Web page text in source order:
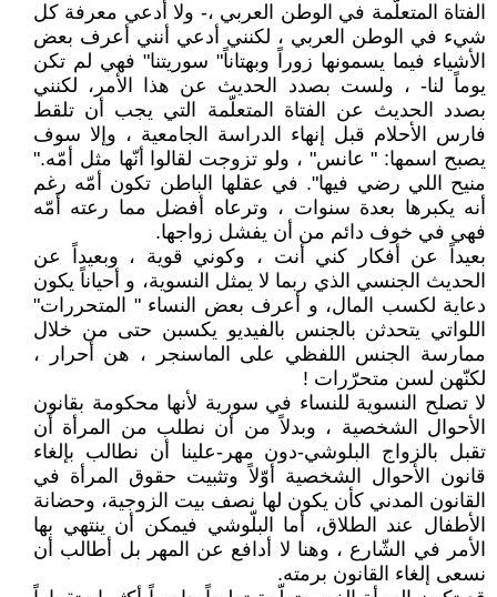
الفتاة المتعلّمة في الوطن العربي ،- ولا أدعي معرفة كل
شيء في الوطن العربي ، لكنني أدعي أنني أعرف بعض
الأشياء فيما يسمونها زوراً وبهتاناً" سوريتنا" فهي لم تكن
يوماً لنا- ، ولست بصدد الحديث عن هذا الأمر، لكنني
بصدد الحديث عن الفتاة المتعلّمة التي يجب أن تلقط
فارس الأحلام قبل إنهاء الدراسة الجامعية ، وإلا سوف
يصبح اسمها: " عانس" ، ولو تزوجت لقالوا أنّها مثل أمّه."
منيح اللي رضي فيها". في عقلها الباطن تكون أمّه رغم
أنه يكبرها بعدة سنوات ، وترعاه أفضل مما رعته أمّه
فهي في خوف دائم من أن يفشل زواجها.
بعيداً عن أفكار كني أنت ، وكوني قوية ، وبعيداً عن
الحديث الجنسي الذي ربما لا يمثل النسوية، و أحياناً يكون
دعاية لكسب المال، و أعرف بعض النساء " المتحررات"
اللواتي يتحدثن بالجنس بالفيديو يكسبن حتى من خلال
ممارسة الجنس اللفظي على الماسنجر ، هن أحرار ،
لكنّهن لسن متحرّرات !
لا تصلح النسوية للنساء في سورية لأنها محكومة بقانون
الأحوال الشخصية ، وبدلاً من أن نطلب من المرأة أن
تقبل بالزواج البلوشي-دون مهر-علينا أن نطالب بإلغاء
قانون الأحوال الشخصية أوّلاً وتثبيت حقوق المرأة في
القانون المدني كأن يكون لها نصف بيت الزوجية، وحضانة
الأطفال عند الطلاق، أما البلّوشي فيمكن أن ينتهي بها
الأمر في الشّارع ، وهنا لا أدافع عن المهر بل أطالب أن
نسعى إلغاء القانون برمته.